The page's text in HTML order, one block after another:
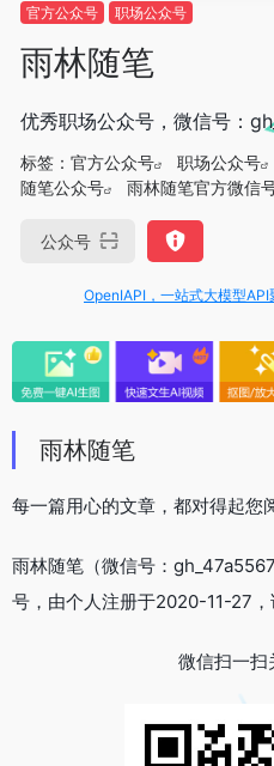
官方公众号 职场公众号
雨林随笔
优秀职场公众号，微信号：
标签： 官方公众号 职场公众号
随笔公众号
雨林随笔官方微信
公众号
OpenIAPI，一站式大模型API聚合
雨林随笔
每一篇用心的文章，都对得起您
雨林随笔（微信号：
号，由个人注册于2020-11-27，
微信扫一扫